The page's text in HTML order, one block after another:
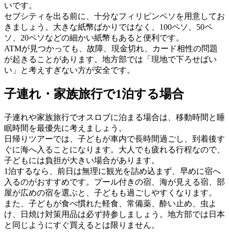
いです。
セブシティを出る前に、十分なフィリピンペソを用意してお
きましょう。大きな紙幣ばかりではなく、100ペソ、50ペ
ソ、20ペソなどの細かい紙幣もあると便利です。
ATMが見つかっても、故障、現金切れ、カード相性の問題
が起きることがあります。地方部では「現地で下ろせばい
い」と考えすぎない方が安全です。
子連れ・家族旅行で1泊する場合
子連れや家族旅行でオスロブに泊まる場合は、移動時間と睡
眠時間を最優先に考えましょう。
日帰りツアーでは、子どもが車内で長時間過ごし、到着後す
ぐに海へ入ることになります。大人でも疲れる行程なので、
子どもには負担が大きい場合があります。
1泊するなら、前日は無理に観光を詰め込まず、早めに宿へ
入るのがおすすめです。プール付きの宿、海が見える宿、部
屋が広めの宿を選ぶと、子どもも過ごしやすくなります。
また、子どもが食べ慣れた軽食、常備薬、酔い止め、虫よ
け、日焼け対策用品は必ず持参しましょう。地方部では日本
と同じようにすぐ買えるとは限りません。